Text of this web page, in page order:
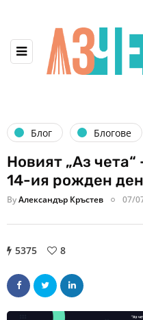
Блог Блогове
Новият „Аз
14-ия рожден
ByАлександър Кръстев 07/
5375 8